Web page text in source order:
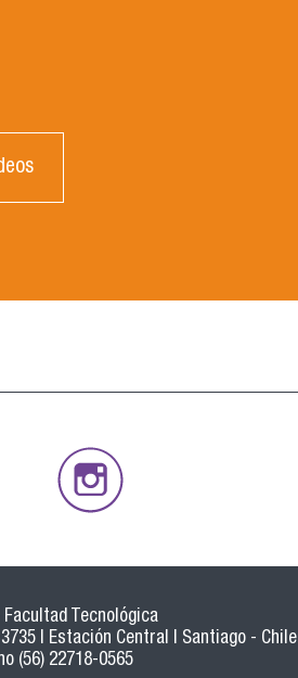
Tecnológica
| Estación Central | Santiago - Chile
(56) 22718-0565